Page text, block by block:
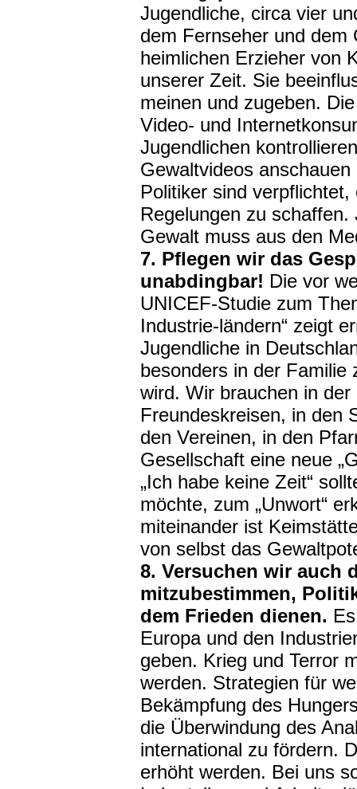
Jugendliche, circa vier
dem Fernseher und dem
heimlichen Erzieher von
unserer Zeit. Sie
meinen und zugeben.
Video- und
Jugendlichen
Gewaltvideos
Politiker sind
Regelungen zu
Gewalt muss aus den
7. Pflegen wir das
unabdingbar! Die vor
UNICEF-Studie zum
Industrie-ländern“ zeigt
Jugendliche in
besonders in der Familie
wird. Wir brauchen in
Freundeskreisen, in den
den Vereinen, in den
Gesellschaft eine neue
„Ich habe keine Zeit“
möchte, zum „Unwort“
miteinander ist
von selbst das
8. Versuchen wir auch
mitzubestimmen,
dem Frieden dienen.
Europa und den
geben. Krieg und Terror
werden. Strategien für
Bekämpfung des
die Überwindung des
international zu fördern.
erhöht werden. Bei uns